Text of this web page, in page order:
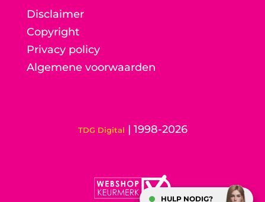
Disclaimer
Copyright
Privacy policy
Algemene voorwaarden
TDG Digital | 1998-2026
HULP NODIG?